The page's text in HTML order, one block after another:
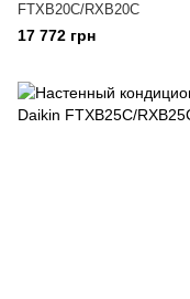
FTXB20C/RXB20C
17 772 грн